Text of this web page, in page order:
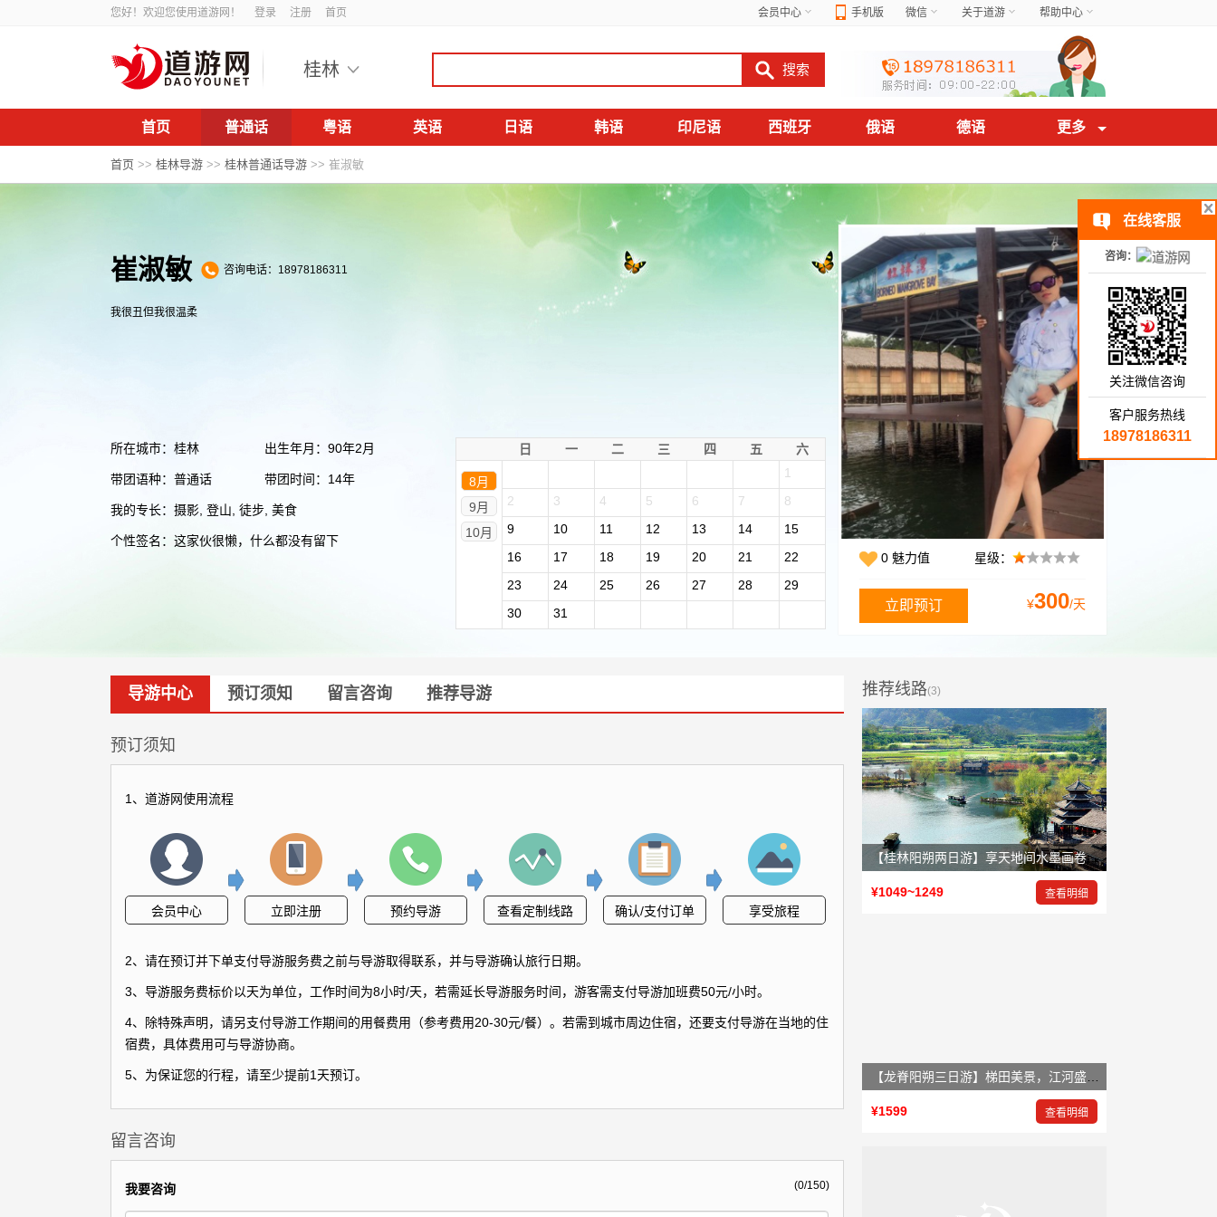
您好！欢迎您使用道游网！ 登录 注册 首页 会员中心 手机版 微信 关于道游 帮助中心
桂林
首页 普通话 粤语 英语 日语 韩语 印尼语 西班牙 俄语 德语 更多
首页 >> 桂林导游 >> 桂林普通话导游 >> 崔淑敏
崔淑敏 咨询电话：18978186311
我很丑但我很温柔
所在城市：桂林 出生年月：90年2月
带团语种：普通话 带团时间：14年
我的专长：摄影, 登山, 徒步, 美食
个性签名：这家伙很懒，什么都没有留下
日 一 二 三 四 五 六
8月
9月
10月
1
2
3 4 5 6 7
8
9
10 11 12 13 14
15
16
17 18 19 20 21
22
23
24 25 26 27 28
29
30
31
0 魅力值 星级：
¥300/天
导游中心 预订须知 留言咨询 推荐导游
预订须知
1、道游网使用流程
会员中心 立即注册 预约导游 查看定制线路 确认/支付订单 享受旅程
2、请在预订并下单支付导游服务费之前与导游取得联系，并与导游确认旅行日期。
3、导游服务费标价以天为单位，工作时间为8小时/天，若需延长导游服务时间，游客需支付导游加班费50元/小时。
4、除特殊声明，请另支付导游工作期间的用餐费用（参考费用20-30元/餐）。若需到城市周边住宿，还要支付导游在当地的住
宿费，具体费用可与导游协商。
5、为保证您的行程，请至少提前1天预订。
留言咨询
(0/150)
我要咨询
推荐线路(3)
【桂林阳朔两日游】享天地间水墨画卷，赏大自然鬼斧神工
查看明细
¥1049~1249
查看明细
¥1599
在线客服
咨询：
关注微信咨询
客户服务热线
18978186311